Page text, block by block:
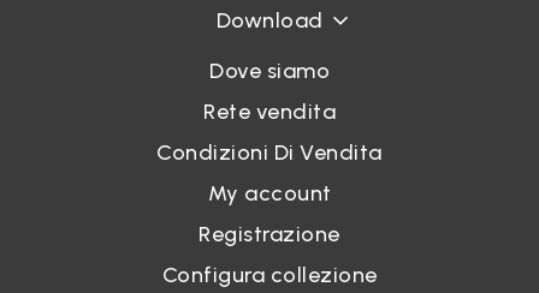
Download
Dove siamo
Rete vendita
Condizioni Di Vendita
My account
Registrazione
Configura collezione